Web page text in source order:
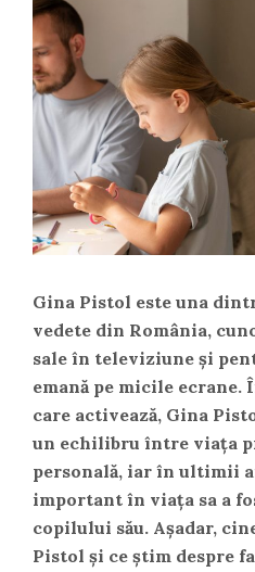
Gina Pistol este una
vedete din România,
sale în televiziune și
emană pe micile ecrane.
care activează, Gina
un echilibru între viața
personală, iar în ultimii
important în viața sa a
copilului său. Așadar,
Pistol și ce știm despre